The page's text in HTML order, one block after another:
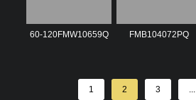
60-120FMW10659Q FMB104072PQ
1 2 3 ...